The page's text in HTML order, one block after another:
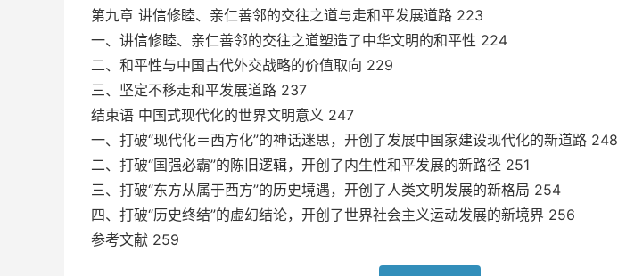
第九章 讲信修睦、亲仁善邻的交往之道与走和平发展道路 223
一、讲信修睦、亲仁善邻的交往之道塑造了中华文明的和平性 224
二、和平性与中国古代外交战略的价值取向 229
三、坚定不移走和平发展道路 237
结束语 中国式现代化的世界文明意义 247
一、打破“现代化＝西方化”的神话迷思，开创了发展中国家建设现代化的新道路 248
二、打破“国强必霸”的陈旧逻辑，开创了内生性和平发展的新路径 251
三、打破“东方从属于西方”的历史境遇，开创了人类文明发展的新格局 254
四、打破“历史终结”的虚幻结论，开创了世界社会主义运动发展的新境界 256
参考文献 259